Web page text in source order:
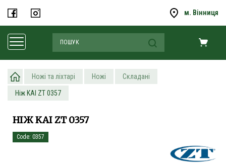
м. Вінниця
Ножі та ліхтарі Ножі Складані
Ніж KAI ZT 0357
НІЖ KAI ZT 0357
Code: 0357